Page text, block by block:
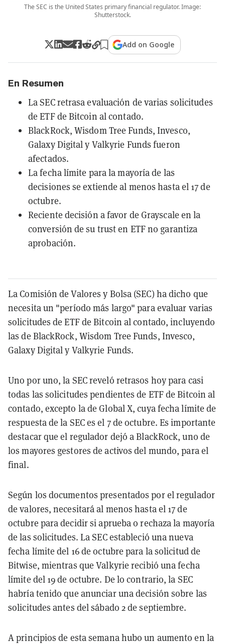
The SEC is the United States primary financial regulator. Image:
Shutterstock.
Add on Google
En Resumen
La SEC retrasa evaluación de varias solicitudes
de ETF de Bitcoin al contado.
BlackRock, Wisdom Tree Funds, Invesco,
Galaxy Digital y Valkyrie Funds fueron
afectados.
La fecha límite para la mayoría de las
decisiones se extiende al menos hasta el 17 de
octubre.
Reciente decisión a favor de Grayscale en la
conversión de su trust en ETF no garantiza
aprobación.
La Comisión de Valores y Bolsa (SEC) ha dicho que
necesita un "período más largo" para evaluar varias
solicitudes de ETF de Bitcoin al contado, incluyendo
las de BlackRock, Wisdom Tree Funds, Invesco,
Galaxy Digital y Valkyrie Funds.
Uno por uno, la SEC reveló retrasos hoy para casi
todas las solicitudes pendientes de ETF de Bitcoin al
contado, excepto la de Global X, cuya fecha límite de
respuesta de la SEC es el 7 de octubre. Es importante
destacar que el regulador dejó a BlackRock, uno de
los mayores gestores de activos del mundo, para el
final.
Según los documentos presentados por el regulador
de valores, necesitará al menos hasta el 17 de
octubre para decidir si aprueba o rechaza la mayoría
de las solicitudes. La SEC estableció una nueva
fecha límite del 16 de octubre para la solicitud de
Bitwise, mientras que Valkyrie recibió una fecha
límite del 19 de octubre. De lo contrario, la SEC
habría tenido que anunciar una decisión sobre las
solicitudes antes del sábado 2 de septiembre.
A principios de esta semana hubo un aumento en la